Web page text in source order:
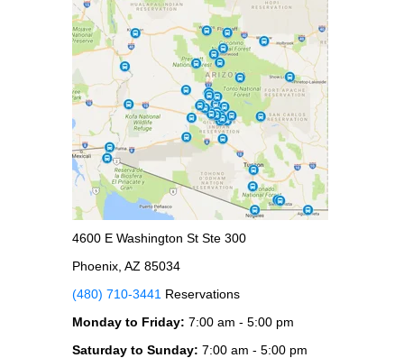
4600 E Washington St Ste 300
Phoenix, AZ 85034
(480) 710-3441 Reservations
Monday to Friday: 7:00 am - 5:00 pm
Saturday to Sunday: 7:00 am - 5:00 pm